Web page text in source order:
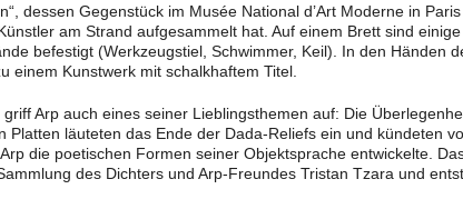
dessen Gegenstück im Musée National d’Art Moderne in
am Strand aufgesammelt hat. Auf einem Brett sind einige
befestigt (Werkzeugstiel, Schwimmer, Keil). In den Händen
einem Kunstwerk mit schalkhaftem Titel.
Arp auch eines seiner Lieblingsthemen auf: Die
Platten läuteten das Ende der Dada-Reliefs ein und kündeten
die poetischen Formen seiner Objektsprache entwickelte.
des Dichters und Arp-Freundes Tristan Tzara und